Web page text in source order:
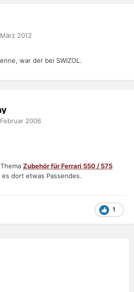
2012
war der bei SWIZOL.
2006
Zubehör für Ferrari 550 / 575
dort etwas Passendes.
1